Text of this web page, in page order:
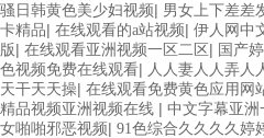
骚日韩黄色美少妇视频| 男女上下差差
卡精品| 在线观看的a站视频| 伊人网中
版 | 在线观看亚洲视频一区二区 | 国产
色视频免费在线观看| 人人妻人人弄人
天干天天操| 在线观看免费黄色应用网
精品视频亚洲视频在线 | 中文字幕亚洲
女啪啪邪恶视频| 91色综合久久久久婷